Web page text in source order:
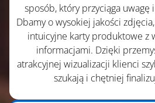
sposób, który przyciąga uwagę
Dbamy o wysokiej jakości
intuicyjne karty produktowe z
informacjami. Dzięki
atrakcyjnej wizualizacji klienci
szukają i chętniej